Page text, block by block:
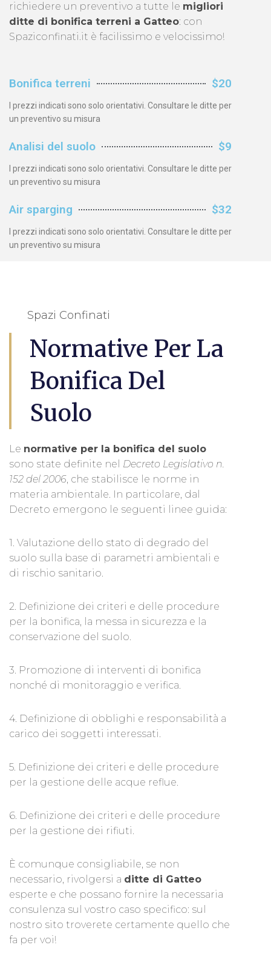
richiedere un preventivo a tutte le migliori
ditte di bonifica terreni a Gatteo: con
Spaziconfinati.it è facilissimo e velocissimo!
Bonifica terreni $20
I prezzi indicati sono solo orientativi. Consultare le ditte per
un preventivo su misura
Analisi del suolo $9
I prezzi indicati sono solo orientativi. Consultare le ditte per
un preventivo su misura
Air sparging $32
I prezzi indicati sono solo orientativi. Consultare le ditte per
un preventivo su misura
Spazi Confinati
Normative Per La
Bonifica Del
Suolo
Le normative per la bonifica del suolo
sono state definite nel Decreto Legislativo n.
152 del 2006, che stabilisce le norme in
materia ambientale. In particolare, dal
Decreto emergono le seguenti linee guida:
1. Valutazione dello stato di degrado del
suolo sulla base di parametri ambientali e
di rischio sanitario.
2. Definizione dei criteri e delle procedure
per la bonifica, la messa in sicurezza e la
conservazione del suolo.
3. Promozione di interventi di bonifica
nonché di monitoraggio e verifica.
4. Definizione di obblighi e responsabilità a
carico dei soggetti interessati.
5. Definizione dei criteri e delle procedure
per la gestione delle acque reflue.
6. Definizione dei criteri e delle procedure
per la gestione dei rifiuti.
È comunque consigliabile, se non
necessario, rivolgersi a ditte di Gatteo
esperte e che possano fornire la necessaria
consulenza sul vostro caso specifico: sul
nostro sito troverete certamente quello che
fa per voi!